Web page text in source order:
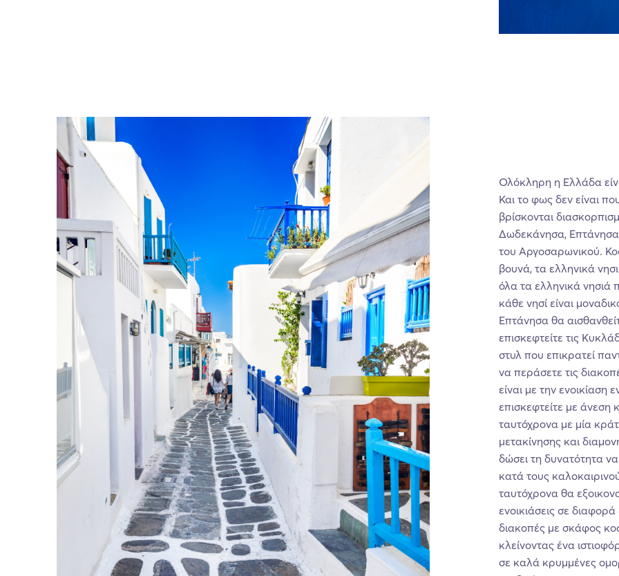
Ολόκληρη η Ελλάδα
Και το φως δεν είναι
βρίσκονται
Δωδεκάνησα, Επτάνησα,
του Αργοσαρωνικού.
βουνά, τα ελληνικά
όλα τα ελληνικά νησιά
κάθε νησί είναι
Επτάνησα θα
επισκεφτείτε τις
στυλ που επικρατεί
να περάσετε τις
είναι με την ενοικίαση
επισκεφτείτε με
ταυτόχρονα με μία
μετακίνησης και
δώσει τη δυνατότητα
κατά τους
ταυτόχρονα θα
ενοικιάσεις σε
διακοπές με σκάφος
κλείνοντας ένα
σε καλά κρυμμένες